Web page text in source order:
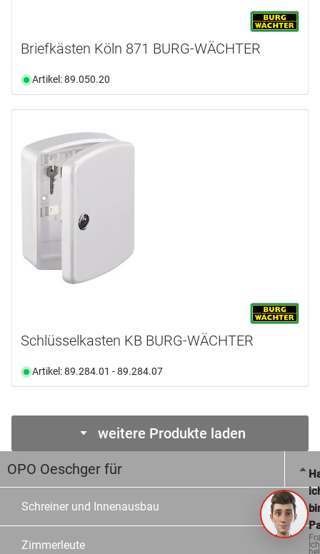
Briefkästen Köln 871 BURG-WÄCHTER
Artikel: 89.050.20
Schlüsselkasten KB BURG-WÄCHTER
Artikel: 89.284.01 - 89.284.07
weitere Produkte laden
OPO Oeschger für
Schreiner und Innenausbau
Zimmerleute Ich